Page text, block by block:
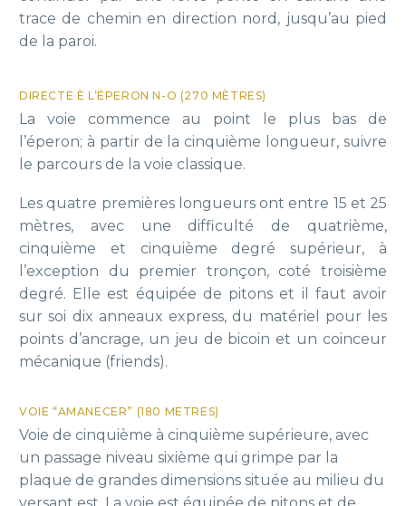
trace de chemin en direction nord, jusqu’au pied
de la paroi.
DIRECTE È L’ÉPERON N-O (270 MÈTRES)
La voie commence au point le plus bas de
l’éperon; à partir de la cinquième longueur, suivre
le parcours de la voie classique.
Les quatre premières longueurs ont entre 15 et 25
mètres, avec une difficulté de quatrième,
cinquième et cinquième degré supérieur, à
l’exception du premier tronçon, coté troisième
degré. Elle est équipée de pitons et il faut avoir
sur soi dix anneaux express, du matériel pour les
points d’ancrage, un jeu de bicoin et un coinceur
mécanique (friends).
VOIE “AMANECER” (180 METRES)
Voie de cinquième à cinquième supérieure, avec
un passage niveau sixième qui grimpe par la
plaque de grandes dimensions située au milieu du